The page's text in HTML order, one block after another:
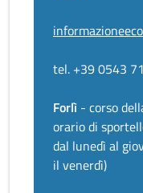
tel. +39 0543
Forlì - corso
orario di
dal lunedì al
il venerdì)